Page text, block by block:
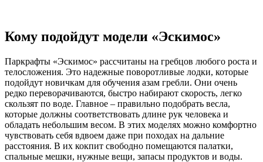
Кому подойдут модели «Эскимос»
Паркрафты «Эскимос» рассчитаны на гребцов любого роста и
телосложения. Это надежные поворотливые лодки, которые
подойдут новичкам для обучения азам гребли. Они очень
редко переворачиваются, быстро набирают скорость, легко
скользят по воде. Главное – правильно подобрать весла,
которые должны соответствовать длине рук человека и
обладать небольшим весом. В этих моделях можно комфортно
чувствовать себя вдвоем даже при походах на дальние
расстояния. В их кокпит свободно помещаются палатки,
спальные мешки, нужные вещи, запасы продуктов и воды.